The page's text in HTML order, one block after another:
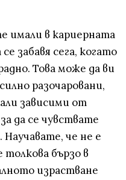
имали в кариерната
забавя сега, когато
Това може да ви
разочаровани,
зависими от
да се чувствате
че не е
бързо в
израстване